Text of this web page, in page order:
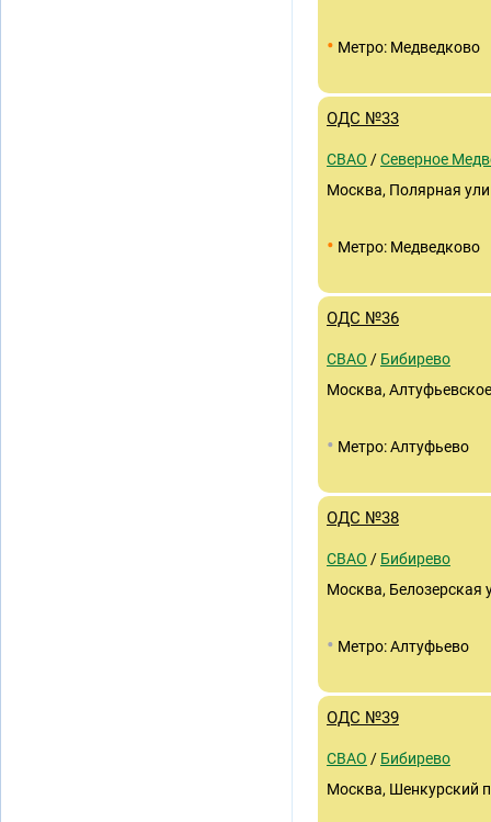
• Метро: Медведково
ОДС №33
СВАО /Северное
Москва, Полярная
• Метро: Медведково
ОДС №36
СВАО / Бибирево
Москва,
• Метро: Алтуфьево
ОДС №38
СВАО / Бибирево
Москва, Белозерская
• Метро: Алтуфьево
ОДС №39
СВАО / Бибирево
Москва, Шенкурский